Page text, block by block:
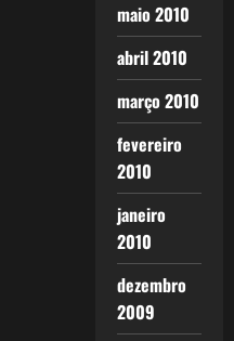
maio 2010
abril 2010
março 2010
fevereiro
2010
janeiro
2010
dezembro
2009